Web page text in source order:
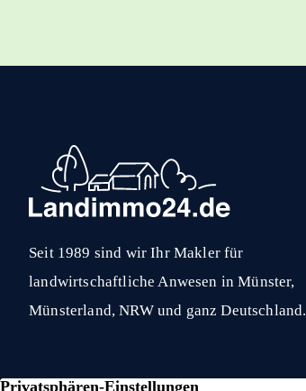
Seit 1989 sind wir Ihr Makler für
landwirtschaftliche Anwesen in Münster,
Münsterland, NRW und ganz Deutschland.